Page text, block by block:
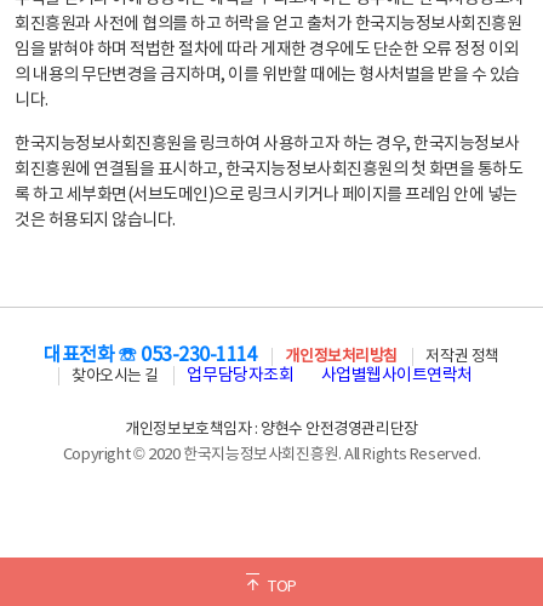
회진흥원과 사전에 협의를 하고 허락을 얻고 출처가 한국지능정보사회진흥원
임을 밝혀야 하며 적법한 절차에 따라 게재한 경우에도 단순한 오류 정정 이외
의 내용의 무단변경을 금지하며, 이를 위반할 때에는 형사처벌을 받을 수 있습
니다.
한국지능정보사회진흥원을 링크하여 사용하고자 하는 경우, 한국지능정보사
회진흥원에 연결됨을 표시하고, 한국지능정보사회진흥원의 첫 화면을 통하도
록 하고 세부화면(서브도메인)으로 링크시키거나 페이지를 프레임 안에 넣는
것은 허용되지 않습니다.
TOP
대표전화 ☏ 053-230-1114 개인정보처리방침
저작권 정책
찾아오시는 길
업무담당자조회 사업별웹사이트연락처
개인정보보호책임자 : 양현수 안전경영관리단장
Copyright © 2020 한국지능정보사회진흥원. All Rights Reserved.